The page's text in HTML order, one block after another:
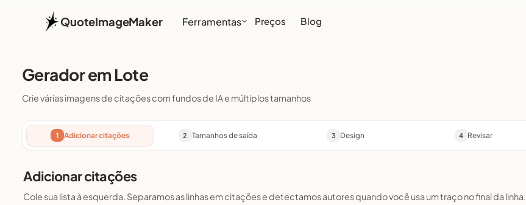
QuoteImageMaker Ferramentas Preços Blog
Gerador em Lote
Crie várias imagens de citações com fundos de IA e múltiplos tamanhos
1 Adicionar citações 2 Tamanhos de saída 3 Design 4 Revisar
Adicionar citações
Cole sua lista à esquerda. Separamos as linhas em citações e detectamos autores quando você usa um traço no final da linha.